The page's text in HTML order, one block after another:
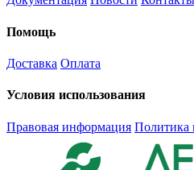
Помощь
Доставка Оплата
Условия использования
Правовая информация Политика